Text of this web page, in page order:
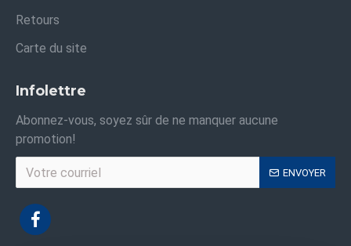
Retours
Carte du site
Infolettre
Abonnez-vous, soyez sûr de ne manquer aucune
promotion!
ENVOYER